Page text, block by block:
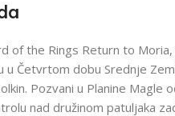
of the Rings Return to
u Četvrtom dobu Srednje
Pozvani u Planine Magle
nad družinom patuljaka